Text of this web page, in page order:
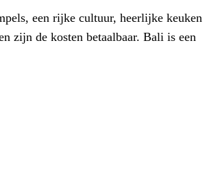
een rijke cultuur, heerlijke keuken
zijn de kosten betaalbaar. Bali is een